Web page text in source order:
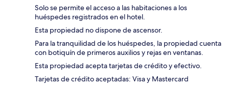
Solo se permite el acceso a las habitaciones a los
huéspedes registrados en el hotel.
Esta propiedad no dispone de ascensor.
Para la tranquilidad de los huéspedes, la propiedad cuenta
con botiquín de primeros auxilios y rejas en ventanas.
Esta propiedad acepta tarjetas de crédito y efectivo.
Tarjetas de crédito aceptadas: Visa y Mastercard